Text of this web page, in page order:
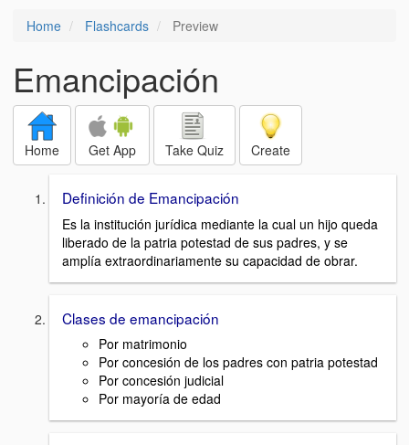
Home Flashcards Preview
Emancipación
Home Get App Take Quiz Create
Definición de Emancipación
Es la institución jurídica mediante la cual un hijo queda
liberado de la patria potestad de sus padres, y se
amplía extraordinariamente su capacidad de obrar.
Clases de emancipación
Por matrimonio
Por concesión de los padres con patria potestad
Por concesión judicial
Por mayoría de edad